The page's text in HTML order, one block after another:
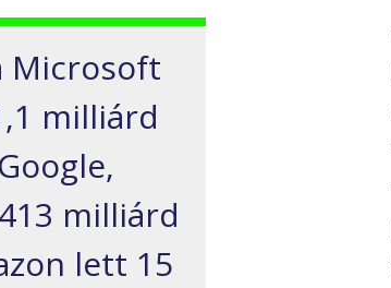
Microsoft
milliárd
milliárd
lett 15